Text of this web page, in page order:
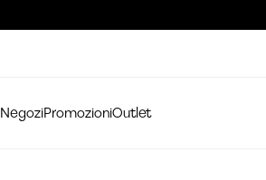
NegoziPromozioniOutlet